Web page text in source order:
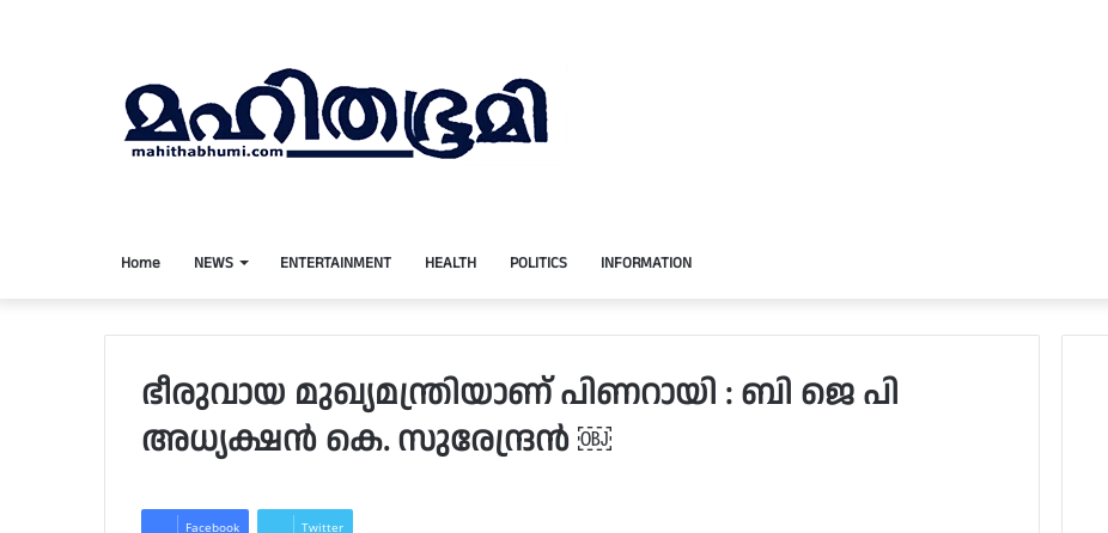
Home NEWS ENTERTAINMENT HEALTH POLITICS INFORMATION
ഭീരുവായ മുഖ്യമന്ത്രിയാണ് പിണറായി : ബി ജെ പി
അധ്യക്ഷന്‍ കെ. സുരേന്ദ്രന്‍ ￼
Facebook Twitter